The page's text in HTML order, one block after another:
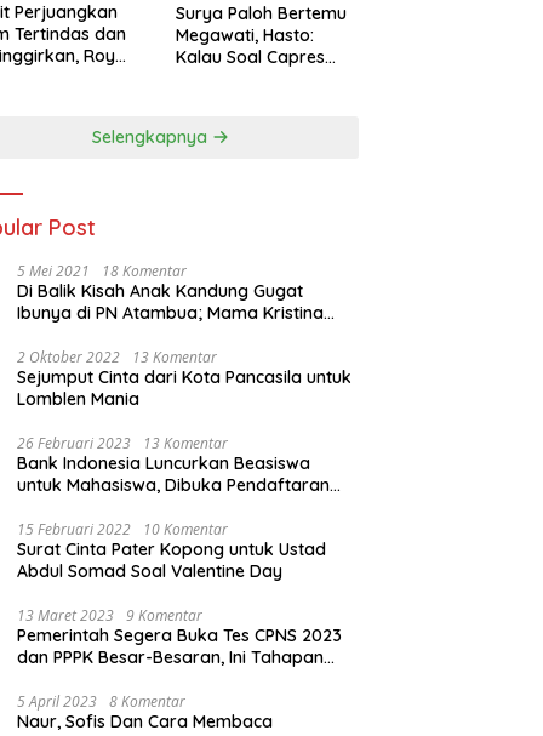
Perjuangkan
Tertindas dan
Roy
Surya Paloh Bertemu
Megawati, Hasto:
Kalau Soal Capres
Selengkapnya
Post
5 Mei 2021 18 Komentar
Di Balik Kisah Anak Kandung Gugat
Ibunya di PN Atambua; Mama Kristina
2 Oktober 2022 13 Komentar
Sejumput Cinta dari Kota Pancasila untuk
Lomblen Mania
26 Februari 2023 13 Komentar
Bank Indonesia Luncurkan Beasiswa
untuk Mahasiswa, Dibuka Pendaftaran
15 Februari 2022 10 Komentar
Surat Cinta Pater Kopong untuk Ustad
Abdul Somad Soal Valentine Day
13 Maret 2023 9 Komentar
Pemerintah Segera Buka Tes CPNS 2023
dan PPPK Besar-Besaran, Ini Tahapan
5 April 2023 8 Komentar
Naur, Sofis Dan Cara Membaca